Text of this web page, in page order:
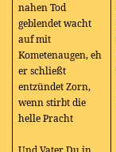
nahen Tod
geblendet wacht
auf mit
Kometenaugen, eh
er schließt
entzündet Zorn,
wenn stirbt die
helle Pracht